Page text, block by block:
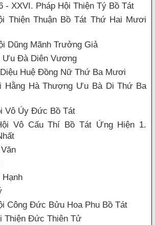
- XXVI. Pháp Hội Thiện Tý Bồ Tát
Thiện Thuận Bồ Tát Thứ Hai Mươi
Dũng Mãnh Trưởng Giả
Ưu Đà Diên Vương
Huệ Đồng Nữ Thứ Ba Mươi
Hằng Hà Thượng Ưu Bà Di Thứ Ba
Vô Úy Đức Bồ Tát
Vô Cấu Thí Bồ Tát Ứng Hiện 1.
Hạnh
Công Đức Bửu Hoa Phu Bồ Tát
Thiện Đức Thiên Tử